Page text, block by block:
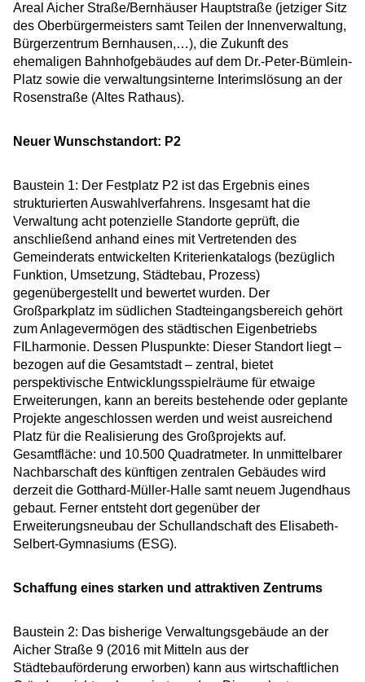
Areal Aicher Straße/Bernhäuser Hauptstraße (jetziger Sitz
des Oberbürgermeisters samt Teilen der Innenverwaltung,
Bürgerzentrum Bernhausen,…), die Zukunft des
ehemaligen Bahnhofgebäudes auf dem Dr.-Peter-Bümlein-
Platz sowie die verwaltungsinterne Interimslösung an der
Rosenstraße (Altes Rathaus).
Neuer Wunschstandort: P2
Baustein 1: Der Festplatz P2 ist das Ergebnis eines
strukturierten Auswahlverfahrens. Insgesamt hat die
Verwaltung acht potenzielle Standorte geprüft, die
anschließend anhand eines mit Vertretenden des
Gemeinderats entwickelten Kriterienkatalogs (bezüglich
Funktion, Umsetzung, Städtebau, Prozess)
gegenübergestellt und bewertet wurden. Der
Großparkplatz im südlichen Stadteingangsbereich gehört
zum Anlagevermögen des städtischen Eigenbetriebs
FILharmonie. Dessen Pluspunkte: Dieser Standort liegt –
bezogen auf die Gesamtstadt – zentral, bietet
perspektivische Entwicklungsspielräume für etwaige
Erweiterungen, kann an bereits bestehende oder geplante
Projekte angeschlossen werden und weist ausreichend
Platz für die Realisierung des Großprojekts auf.
Gesamtfläche: und 10.500 Quadratmeter. In unmittelbarer
Nachbarschaft des künftigen zentralen Gebäudes wird
derzeit die Gotthard-Müller-Halle samt neuem Jugendhaus
gebaut. Ferner entsteht dort gegenüber der
Erweiterungsneubau der Schullandschaft des Elisabeth-
Selbert-Gymnasiums (ESG).
Schaffung eines starken und attraktiven Zentrums
Baustein 2: Das bisherige Verwaltungsgebäude an der
Aicher Straße 9 (2016 mit Mitteln aus der
Städtebauförderung erworben) kann aus wirtschaftlichen